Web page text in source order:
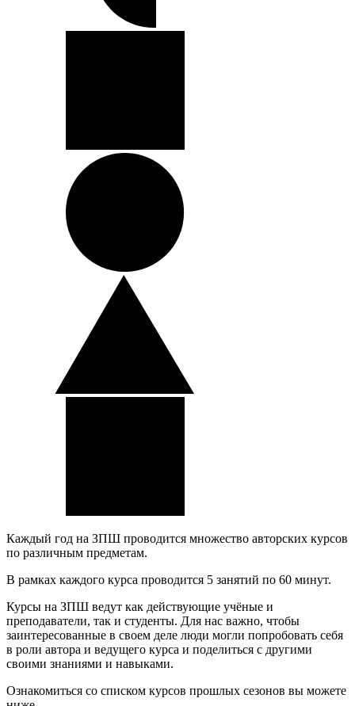
Каждый год на ЗПШ проводится множество авторских курсов
по различным предметам.
В рамках каждого курса проводится 5 занятий по 60 минут.
Курсы на ЗПШ ведут как действующие учёные и
преподаватели, так и студенты. Для нас важно, чтобы
заинтересованные в своем деле люди могли попробовать себя
в роли автора и ведущего курса и поделиться с другими
своими знаниями и навыками.
Ознакомиться со списком курсов прошлых сезонов вы можете